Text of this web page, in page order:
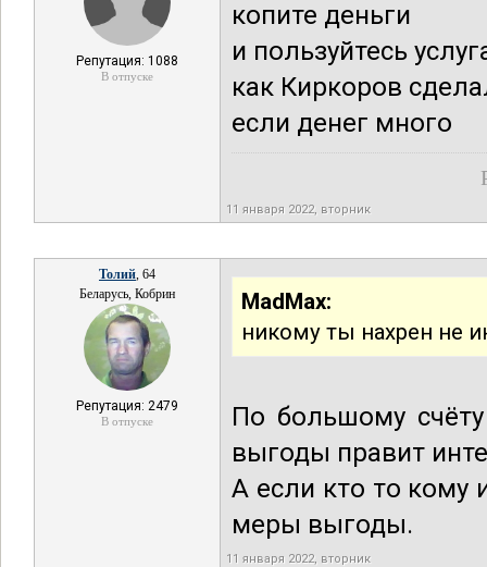
Репутация: 1088
В отпуске
копите деньги
и пользуйтесь
как Киркоров
если денег много
11 января 2022, вторник
Толий, 64
Беларусь, Кобрин
Репутация: 2479
В отпуске
MadMax:
никому ты нахрен не
По большому
выгоды правит
А если кто то кому
меры выгоды.
11 января 2022, вторник